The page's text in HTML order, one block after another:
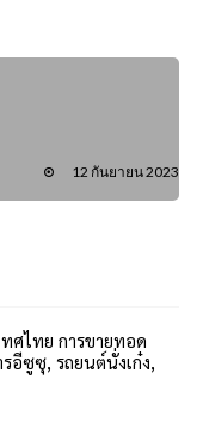
12 กันยายน 2023
ศไทย การขายทอด
อีซูซุ, รถยนต์นั่งเก๋ง,